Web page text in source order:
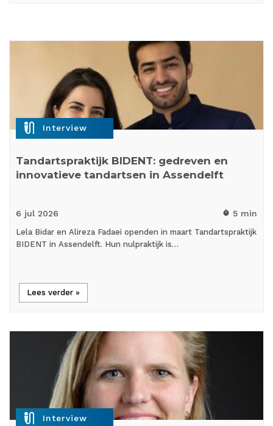
mic_external_on Interview
Tandartspraktijk BIDENT: gedreven en
innovatieve tandartsen in Assendelft
6 jul 2026 timer 5 min
Lela Bidar en Alireza Fadaei openden in maart Tandartspraktijk
BIDENT in Assendelft. Hun nulpraktijk is…
Lees verder »
mic_external_on Interview